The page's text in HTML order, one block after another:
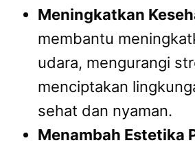
Meningkatkan
membantu
udara, mengurangi
menciptakan
sehat dan nyaman.
Menambah Estetika